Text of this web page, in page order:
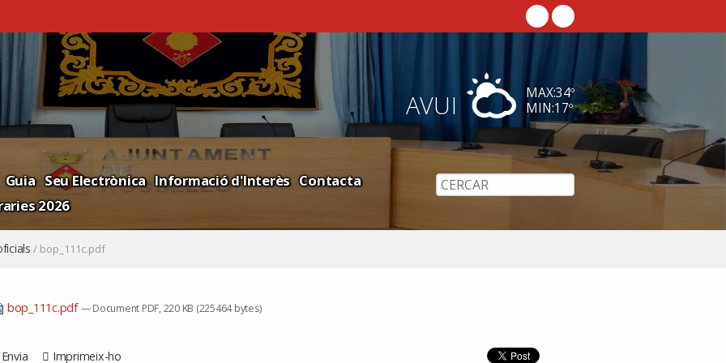
AVUI MAX:34º
MIN:17º
Guia Seu Electrònica Informació d'Interès Contacta
2026
/ bop_111c.pdf
bop_111c.pdf— Document PDF, 220 KB (225464 bytes)
Envia Imprimeix-ho